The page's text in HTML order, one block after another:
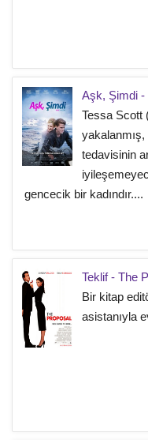
Aşk, Şimdi -
Tessa Scott
yakalanmış,
tedavisinin
gencecik bir kadındır....
Teklif - The
Bir kitap
asistanıyla